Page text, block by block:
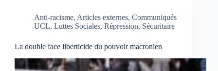
Anti-racisme, Articles externes, Communiqués
UCL, Luttes Sociales, Répression, Sécuritaire
La double face liberticide du pouvoir macronien